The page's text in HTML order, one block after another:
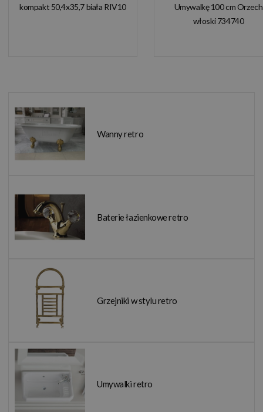
kompakt 50,4x35,7 biała RIV10
Umywalkę 100 cm Orzech
włoski 734740
Wanny retro
Baterie łazienkowe retro
Grzejniki w stylu retro
Umywalki retro